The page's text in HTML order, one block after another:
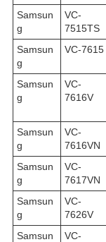
Samsun
g
VC-
7515TS
Samsun
g
VC-7615
Samsun
g
VC-
7616V
Samsun
g
VC-
7616VN
Samsun
g
VC-
7617VN
Samsun
g
VC-
7626V
Samsun
VC-